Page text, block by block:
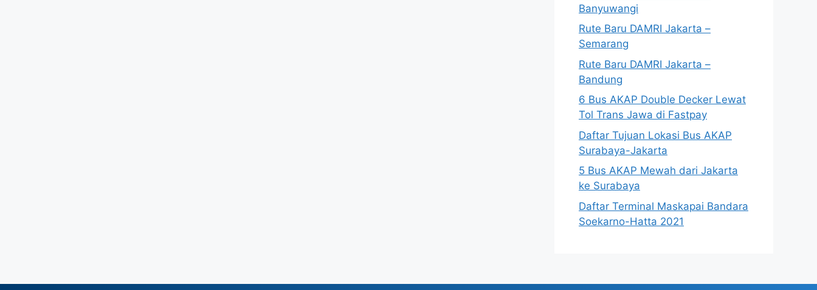
Banyuwangi
Rute Baru DAMRI Jakarta –
Semarang
Rute Baru DAMRI Jakarta –
Bandung
6 Bus AKAP Double Decker Lewat
Tol Trans Jawa di Fastpay
Daftar Tujuan Lokasi Bus AKAP
Surabaya-Jakarta
5 Bus AKAP Mewah dari Jakarta
ke Surabaya
Daftar Terminal Maskapai Bandara
Soekarno-Hatta 2021